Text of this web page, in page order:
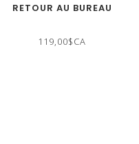
RETOUR AU BUREAU
119,00$CA